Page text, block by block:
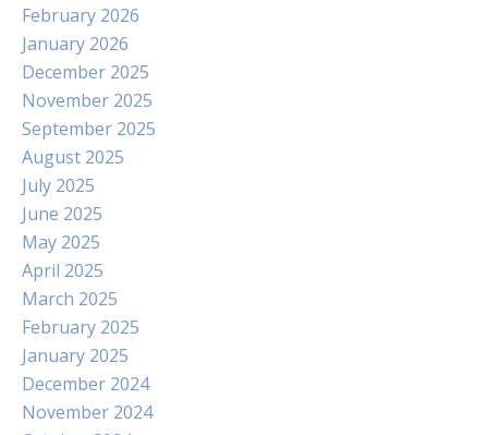
February 2026
January 2026
December 2025
November 2025
September 2025
August 2025
July 2025
June 2025
May 2025
April 2025
March 2025
February 2025
January 2025
December 2024
November 2024